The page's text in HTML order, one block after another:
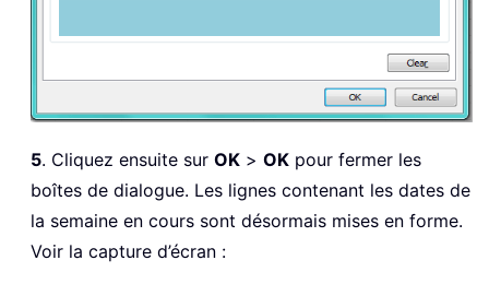
5. Cliquez ensuite sur OK > OK pour fermer les
boîtes de dialogue. Les lignes contenant les dates de
la semaine en cours sont désormais mises en forme.
Voir la capture d’écran :